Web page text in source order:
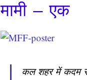
मामी – एक
कल शहर में कदम